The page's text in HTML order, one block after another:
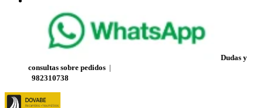
Dudas y
consultas sobre pedidos |
982310738